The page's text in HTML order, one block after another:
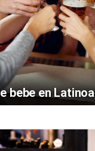
bebe en